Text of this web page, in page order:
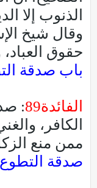
الذنوب إلا
وقال شيخ
حقوق
باب صدقة
الفائدة89
:
الكافر،
ممن منع
صدقة التطوع، 3/